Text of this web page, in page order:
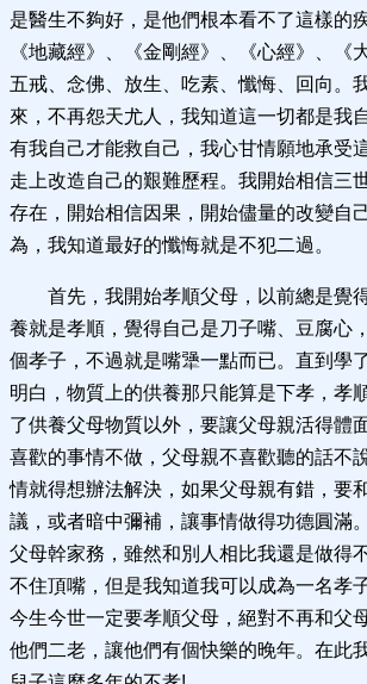
是醫生不夠好，是他們根本看不了這樣的
《地藏經》、《金剛經》、《心經》、《
五戒、念佛、放生、吃素、懺悔、回向。
來，不再怨天尤人，我知道這一切都是我
有我自己才能救自己，我心甘情願地承受
走上改造自己的艱難歷程。我開始相信三
存在，開始相信因果，開始儘量的改變自
為，我知道最好的懺悔就是不犯二過。
首先，我開始孝順父母，以前總是覺
養就是孝順，覺得自己是刀子嘴、豆腐心
個孝子，不過就是嘴犟一點而已。直到學
明白，物質上的供養那只能算是下孝，孝
了供養父母物質以外，要讓父母親活得體
喜歡的事情不做，父母親不喜歡聽的話不
情就得想辦法解決，如果父母親有錯，要
議，或者暗中彌補，讓事情做得功德圓滿
父母幹家務，雖然和別人相比我還是做得
不住頂嘴，但是我知道我可以成為一名孝
今生今世一定要孝順父母，絕對不再和父
他們二老，讓他們有個快樂的晚年。在此